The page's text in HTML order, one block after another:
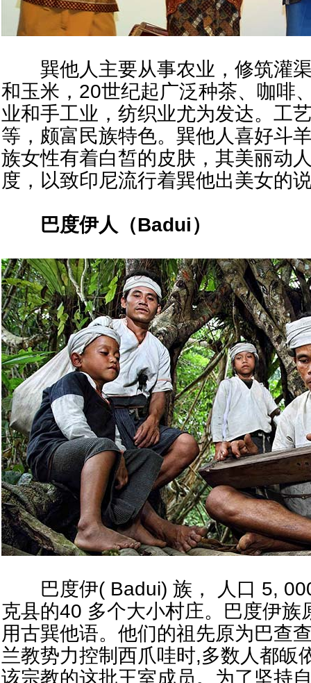
巽他人主要从事农业，修筑灌渠
和玉米，20世纪起广泛种茶、咖啡
业和手工业，纺织业尤为发达。工
等，颇富民族特色。巽他人喜好斗
族女性有着白皙的皮肤，其美丽动
度，以致印尼流行着巽他出美女的
巴度伊人（Badui）
巴度伊( Badui) 族， 人口 5,
克县的40 多个大小村庄。巴度伊族
用古巽他语。他们的祖先原为巴查
兰教势力控制西爪哇时,多数人都皈
该宗教的这批王室成员。为了坚持